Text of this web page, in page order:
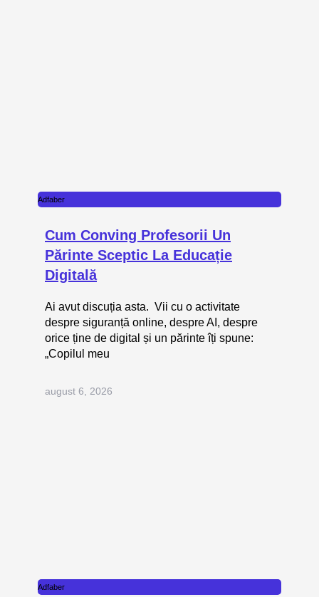
Adfaber
Cum Conving Profesorii Un
Părinte Sceptic La Educație
Digitală
Ai avut discuția asta. Vii cu o activitate
despre siguranță online, despre AI, despre
orice ține de digital și un părinte îți spune:
„Copilul meu
august 6, 2026
Adfaber